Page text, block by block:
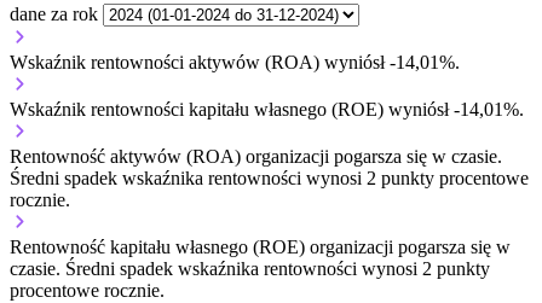
dane za rok
Wskaźnik rentowności aktywów (ROA) wyniósł -14,01%.
Wskaźnik rentowności kapitału własnego (ROE) wyniósł -14,01%.
Rentowność aktywów (ROA) organizacji pogarsza się w czasie.
Średni spadek wskaźnika rentowności wynosi 2 punkty procentowe
rocznie.
Rentowność kapitału własnego (ROE) organizacji pogarsza się w
czasie. Średni spadek wskaźnika rentowności wynosi 2 punkty
procentowe rocznie.